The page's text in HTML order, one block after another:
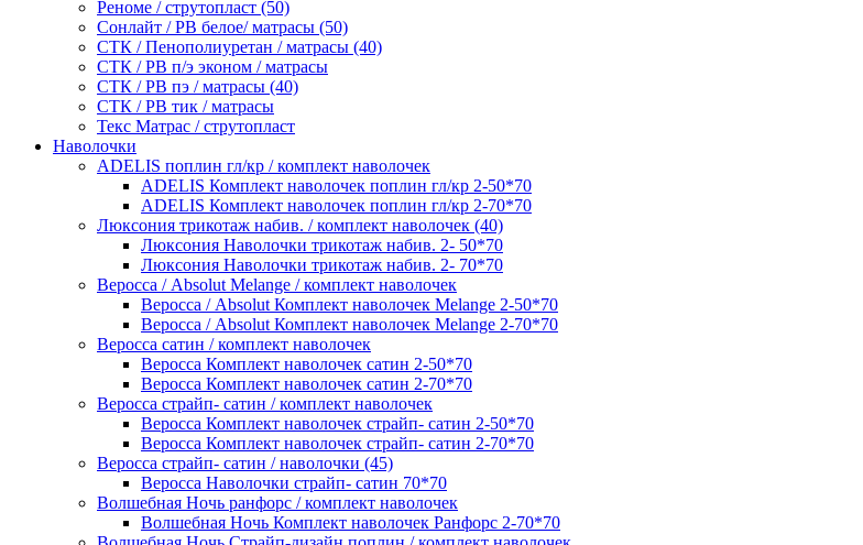
Реноме / струтопласт (50)
Сонлайт / РВ белое/ матрасы (50)
СТК / Пенополиуретан / матрасы (40)
СТК / РВ п/э эконом / матрасы
СТК / РВ пэ / матрасы (40)
СТК / РВ тик / матрасы
Текс Матрас / струтопласт
Наволочки
ADELIS поплин гл/кр / комплект наволочек
ADELIS Комплект наволочек поплин гл/кр 2-50*70
ADELIS Комплект наволочек поплин гл/кр 2-70*70
Люксония трикотаж набив. / комплект наволочек (40)
Люксония Наволочки трикотаж набив. 2- 50*70
Люксония Наволочки трикотаж набив. 2- 70*70
Веросса / Absolut Melange / комплект наволочек
Веросса / Absolut Комплект наволочек Melange 2-50*70
Веросса / Absolut Комплект наволочек Melange 2-70*70
Веросса сатин / комплект наволочек
Веросса Комплект наволочек сатин 2-50*70
Веросса Комплект наволочек сатин 2-70*70
Веросса страйп- сатин / комплект наволочек
Веросса Комплект наволочек страйп- сатин 2-50*70
Веросса Комплект наволочек страйп- сатин 2-70*70
Веросса страйп- сатин / наволочки (45)
Веросса Наволочки страйп- сатин 70*70
Волшебная Ночь ранфорс / комплект наволочек
Волшебная Ночь Комплект наволочек Ранфорс 2-70*70